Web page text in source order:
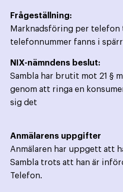
Frågeställning:
Marknadsföring per telefon
telefonnummer fanns i
NIX-nämndens beslut:
Sambla har brutit mot 21 §
genom att ringa en
sig det
Anmälarens uppgifter
Anmälaren har uppgett att
Sambla trots att han är
Telefon.